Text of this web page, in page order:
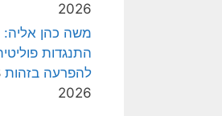
2026
משה כהן אליה:
התנגדות
להפרעה בזהות
2026